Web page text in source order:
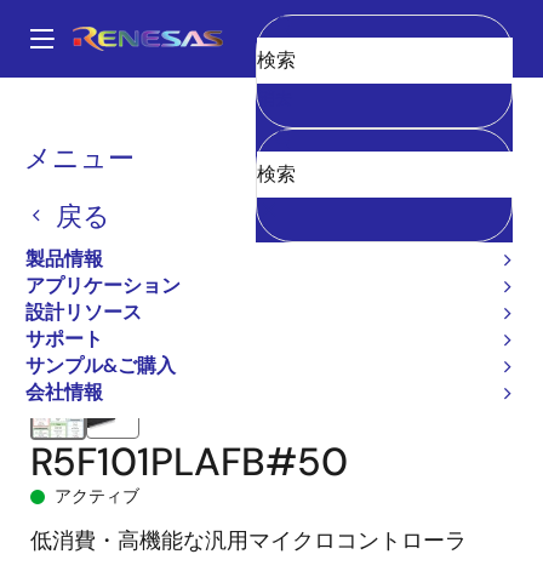
ン
Main
navigation
メニュー
戻る
製品情報
アプリケーション
設計リソース
サポート
サンプル&ご購入
会社情報
消去
パ
く
ず
マイクロコントローラとマイクロプロセッサ
RL78 低消費電力 8 & 16ビットMCU
RL78/G13 R5F101PLAFB#50
R5F101PLAFB#50
アクティブ
低消費・高機能な汎用マイクロコントローラ